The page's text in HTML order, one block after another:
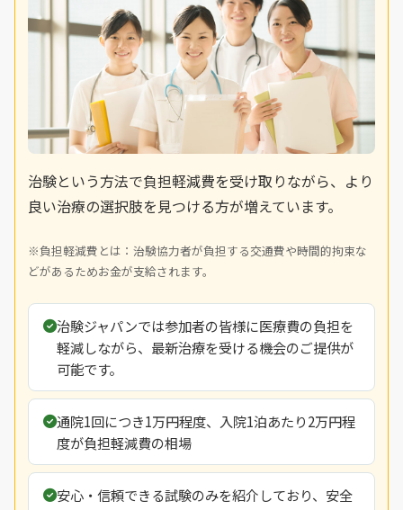
治験という方法で負担軽減費を受け取りながら、より
良い治療の選択肢を見つける方が増えています。
※負担軽減費とは：治験協力者が負担する交通費や時間的拘束な
どがあるためお金が支給されます。
治験ジャパンでは参加者の皆様に医療費の負担を
軽減しながら、最新治療を受ける機会のご提供が
可能です。
通院1回につき1万円程度、入院1泊あたり2万円程
度が負担軽減費の相場
安心・信頼できる試験のみを紹介しており、安全